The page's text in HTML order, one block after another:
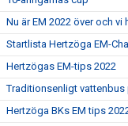
Nu är EM 2022 över och
Startlista Hertzöga EM-
Hertzögas EM-tips 2022
Traditionsenligt
Hertzöga BKs EM tips